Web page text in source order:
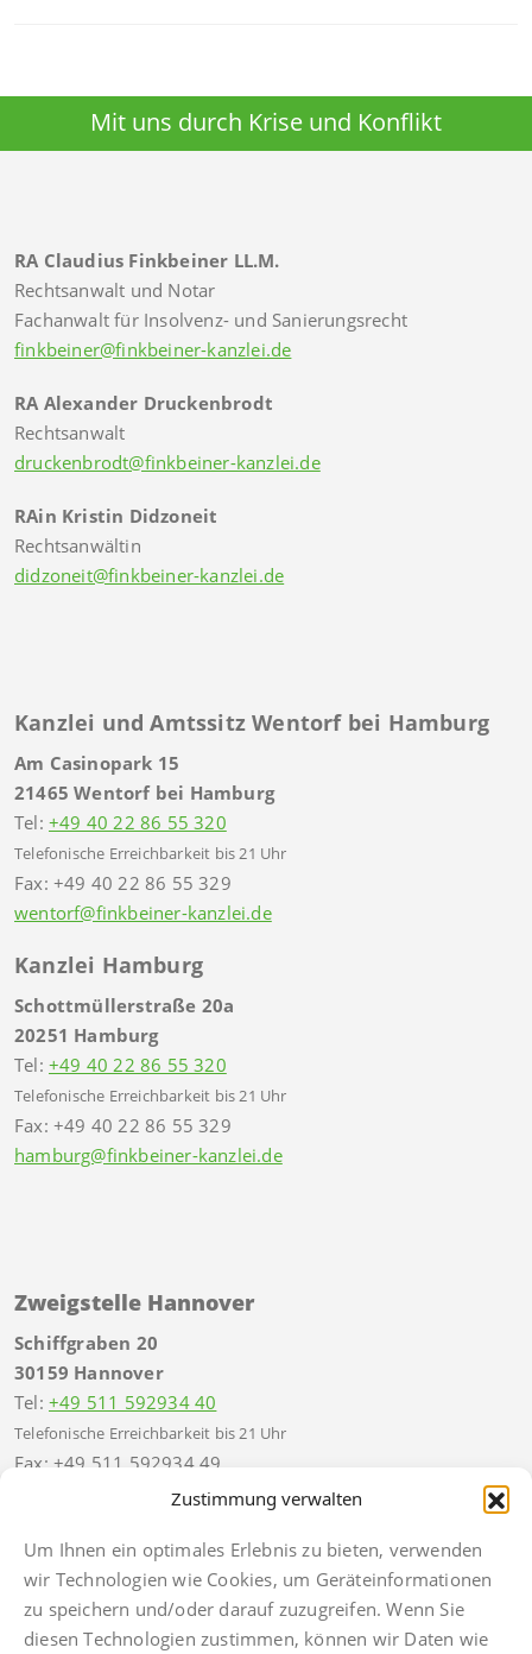
Zustimmung verwalten
Um Ihnen ein optimales Erlebnis zu bieten, verwenden
wir Technologien wie Cookies, um Geräteinformationen
zu speichern und/oder darauf zuzugreifen. Wenn Sie
diesen Technologien zustimmen, können wir Daten wie
Mit uns durch Krise und Konflikt
RA Claudius Finkbeiner LL.M.
Rechtsanwalt und Notar
Fachanwalt für Insolvenz- und Sanierungsrecht
finkbeiner@finkbeiner-kanzlei.de
RA Alexander Druckenbrodt
Rechtsanwalt
druckenbrodt@finkbeiner-kanzlei.de
RAin Kristin Didzoneit
Rechtsanwältin
didzoneit@finkbeiner-kanzlei.de
Kanzlei und Amtssitz Wentorf bei Hamburg
Am Casinopark 15
21465 Wentorf bei Hamburg
Tel: +49 40 22 86 55 320
Telefonische Erreichbarkeit bis 21 Uhr
Fax: +49 40 22 86 55 329
wentorf@finkbeiner-kanzlei.de
Kanzlei Hamburg
Schottmüllerstraße 20a
20251 Hamburg
Tel: +49 40 22 86 55 320
Telefonische Erreichbarkeit bis 21 Uhr
Fax: +49 40 22 86 55 329
hamburg@finkbeiner-kanzlei.de
Zweigstelle Hannover
Schiffgraben 20
30159 Hannover
Tel: +49 511 592934 40
Telefonische Erreichbarkeit bis 21 Uhr
Fax: +49 511 592934 49
hannover@finkbeiner-kanzlei.de
Impressum